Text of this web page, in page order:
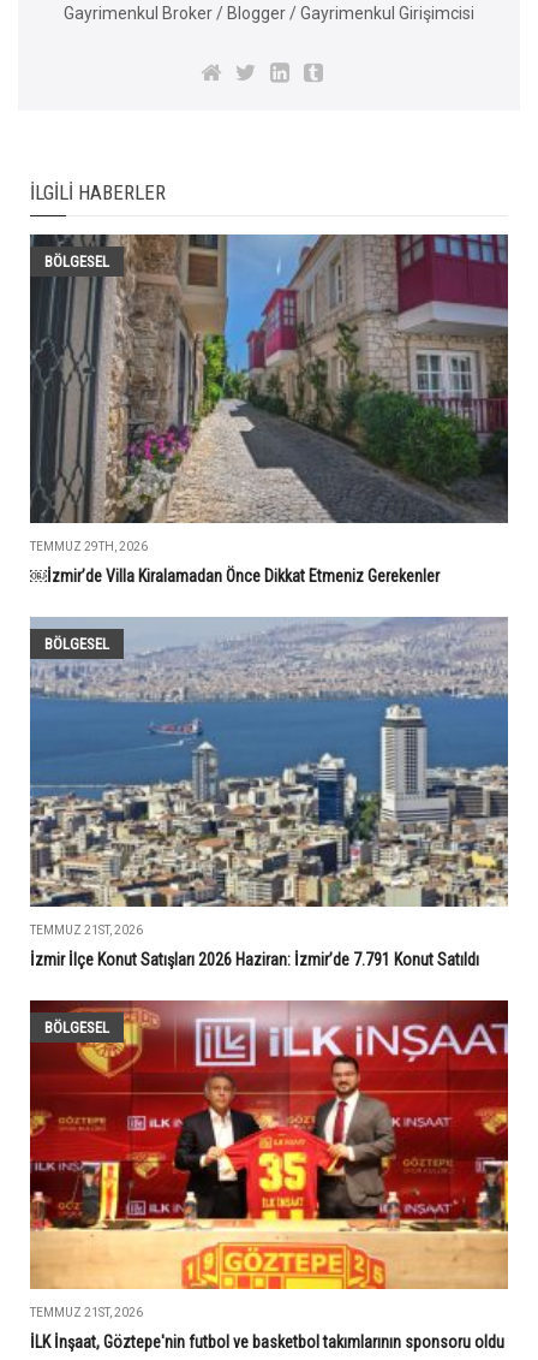
Gayrimenkul Broker / Blogger / Gayrimenkul Girişimcisi
İLGILI HABERLER
BÖLGESEL
TEMMUZ 29TH, 2026
￼İzmir’de Villa Kiralamadan Önce Dikkat Etmeniz Gerekenler
BÖLGESEL
TEMMUZ 21ST, 2026
İzmir İlçe Konut Satışları 2026 Haziran: İzmir’de 7.791 Konut Satıldı
BÖLGESEL
TEMMUZ 21ST, 2026
İLK İnşaat, Göztepe'nin futbol ve basketbol takımlarının sponsoru oldu